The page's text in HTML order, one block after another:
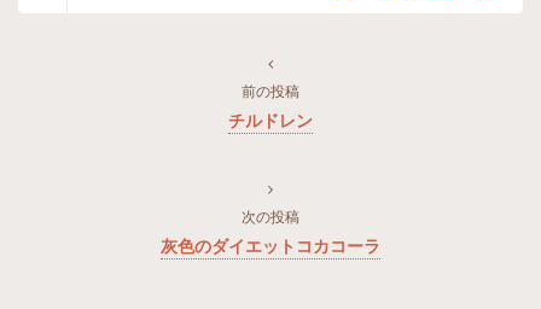
前の投稿
チルドレン
次の投稿
灰色のダイエットコカコーラ